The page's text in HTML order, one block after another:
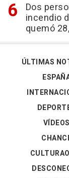
Dos
incendio
quemó
ÚLTIMAS
VÍDEOS